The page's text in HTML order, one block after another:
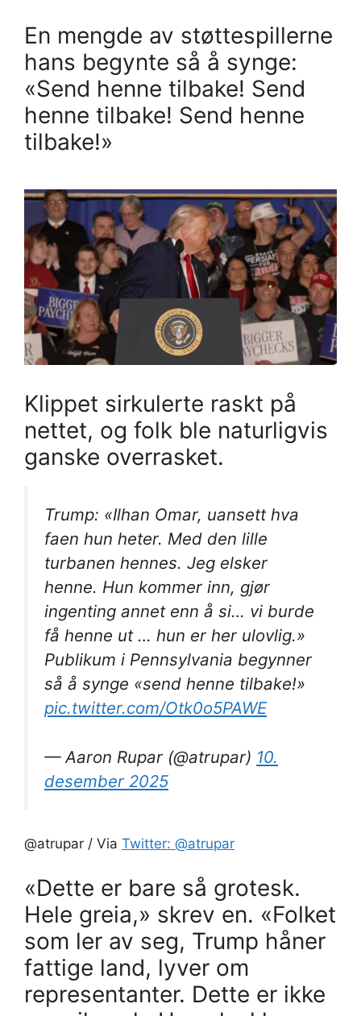
En mengde av støttespillerne
hans begynte så å synge:
«Send henne tilbake! Send
henne tilbake! Send henne
tilbake!»
Klippet sirkulerte raskt på
nettet, og folk ble naturligvis
ganske overrasket.
Trump: «Ilhan Omar, uansett hva
faen hun heter. Med den lille
turbanen hennes. Jeg elsker
henne. Hun kommer inn, gjør
ingenting annet enn å si… vi burde
få henne ut … hun er her ulovlig.»
Publikum i Pennsylvania begynner
så å synge «send henne tilbake!»
pic.twitter.com/Otk0o5PAWE
— Aaron Rupar (@atrupar) 10.
desember 2025
@atrupar / Via Twitter: @atrupar
«Dette er bare så grotesk.
Hele greia,» skrev en. «Folket
som ler av seg, Trump håner
fattige land, lyver om
representanter. Dette er ikke